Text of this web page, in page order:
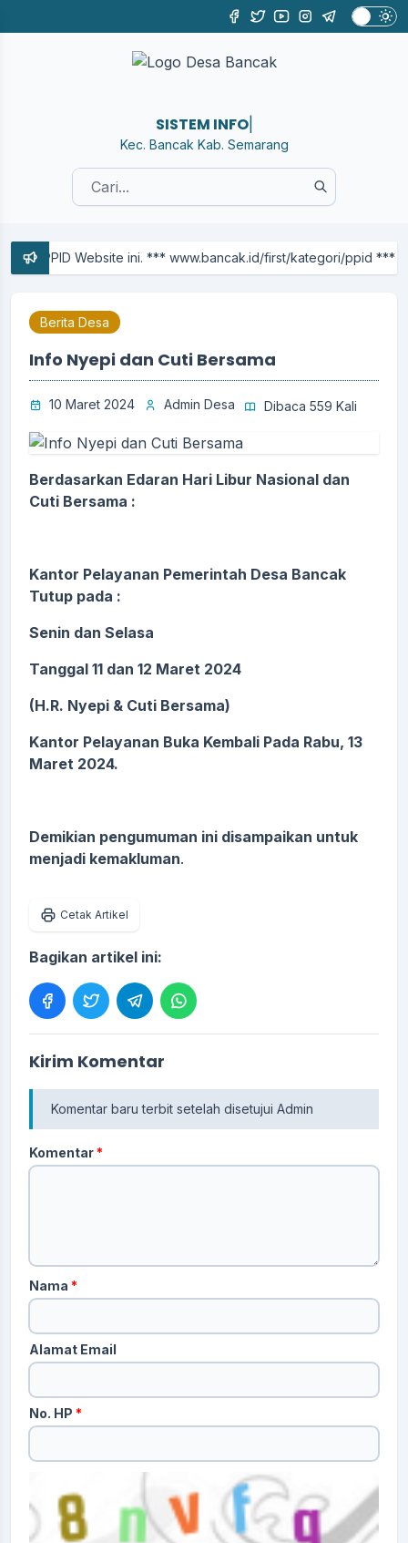
SISTEM INFORMASI
Kec. Bancak Kab. Semarang
Website ini. *** www.bancak.id/first/kategori/ppid *** Sejarah
Berita Desa
Info Nyepi dan Cuti Bersama
10 Maret 2024 Admin Desa Dibaca 559 Kali
Berdasarkan Edaran Hari Libur Nasional dan
Cuti Bersama :
Kantor Pelayanan Pemerintah Desa Bancak
Tutup pada :
Senin dan Selasa
Tanggal 11 dan 12 Maret 2024
(H.R. Nyepi & Cuti Bersama)
Kantor Pelayanan Buka Kembali Pada Rabu, 13
Maret 2024.
Demikian pengumuman ini disampaikan untuk
menjadi kemakluman.
Cetak Artikel
Bagikan artikel ini:
Kirim Komentar
Komentar baru terbit setelah disetujui Admin
Komentar*
Nama *
Alamat Email
No. HP *